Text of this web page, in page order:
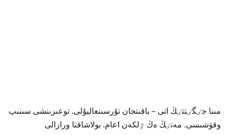
مىنا جٸگٸتتٸڭ اتى – باقىتجان تۇرسىنعاليۇلى. توعىزىنشى سىنىپ
وقۋشىسى. مەنٸڭ ەڭ ٷلكەن اعام. بولاشاقتا ورازالى